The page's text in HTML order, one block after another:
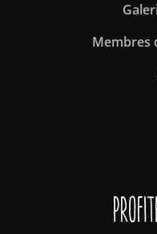
Membres